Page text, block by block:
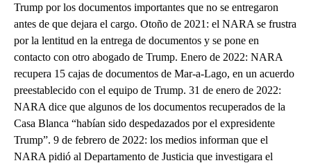
Trump por los documentos importantes que no se entregaron
antes de que dejara el cargo. Otoño de 2021: el NARA se frustra
por la lentitud en la entrega de documentos y se pone en
contacto con otro abogado de Trump. Enero de 2022: NARA
recupera 15 cajas de documentos de Mar-a-Lago, en un acuerdo
preestablecido con el equipo de Trump. 31 de enero de 2022:
NARA dice que algunos de los documentos recuperados de la
Casa Blanca “habían sido despedazados por el expresidente
Trump”. 9 de febrero de 2022: los medios informan que el
NARA pidió al Departamento de Justicia que investigara el